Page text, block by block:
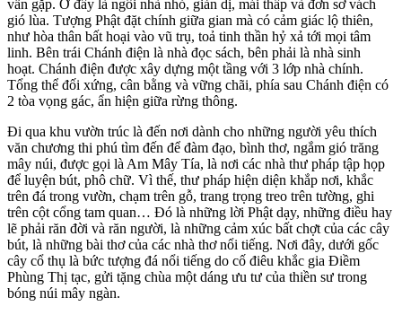
vẫn gặp. Ở đây là ngôi nhà nhỏ, giản dị, mái thấp và đơn sơ vách
gió lùa. Tượng Phật đặt chính giữa gian mà có cảm giác lộ thiên,
như hòa thân bất hoại vào vũ trụ, toả tinh thần hỷ xả tới mọi tâm
linh. Bên trái Chánh điện là nhà đọc sách, bên phải là nhà sinh
hoạt. Chánh điện được xây dựng một tầng với 3 lớp nhà chính.
Tổng thể đối xứng, cân bằng và vững chãi, phía sau Chánh điện có
2 tòa vọng gác, ẩn hiện giữa rừng thông.
Đi qua khu vườn trúc là đến nơi dành cho những người yêu thích
văn chương thi phú tìm đến để đàm đạo, bình thơ, ngắm gió trăng
mây núi, được gọi là Am Mây Tía, là nơi các nhà thư pháp tập họp
để luyện bút, phô chữ. Vì thế, thư pháp hiện diện khắp nơi, khắc
trên đá trong vườn, chạm trên gỗ, trang trọng treo trên tường, ghi
trên cột cổng tam quan… Đó là những lời Phật dạy, những điều hay
lẽ phải răn đời và răn người, là những cảm xúc bất chợt của các cây
bút, là những bài thơ của các nhà thơ nổi tiếng. Nơi đây, dưới gốc
cây cổ thụ là bức tượng đá nổi tiếng do cố điêu khắc gia Điềm
Phùng Thị tạc, gửi tặng chùa một dáng ưu tư của thiền sư trong
bóng núi mây ngàn.